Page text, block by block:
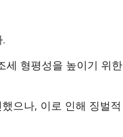
세 형평성을 높이기 위한
으나, 이로 인해 징벌적